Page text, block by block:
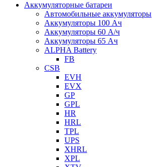
Аккумуляторные батареи
Автомобильные аккумуляторы
Аккумуляторы 100 Ач
Аккумуляторы 60 А/ч
Аккумуляторы 65 Ач
ALPHA Battery
FB
CSB
EVH
EVX
GP
GPL
HR
HRL
TPL
UPS
XHRL
XPL